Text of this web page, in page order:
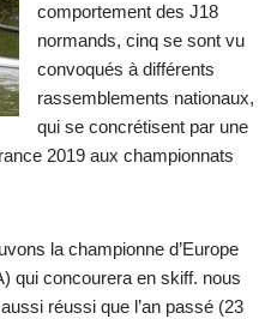
comportement des J18
normands, cinq se sont vu
convoqués à différents
rassemblements nationaux,
qui se concrétisent par une
2019 aux championnats
la championne d’Europe
qui concourera en skiff. nous
réussi que l’an passé (23